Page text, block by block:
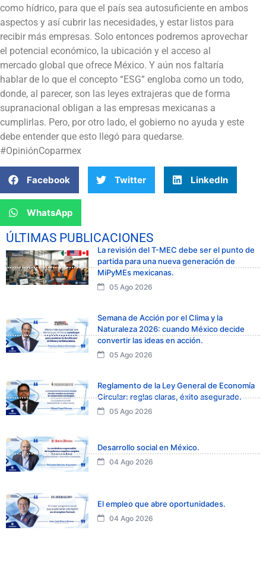
como hídrico, para que el país sea autosuficiente en ambos
aspectos y así cubrir las necesidades, y estar listos para
recibir más empresas. Solo entonces podremos aprovechar
el potencial económico, la ubicación y el acceso al
mercado global que ofrece México. Y aún nos faltaría
hablar de lo que el concepto “ESG” engloba como un todo,
donde, al parecer, son las leyes extrajeras que de forma
supranacional obligan a las empresas mexicanas a
cumplirlas. Pero, por otro lado, el gobierno no ayuda y este
debe entender que esto llegó para quedarse.
#OpiniónCoparmex
Facebook Twitter LinkedIn
WhatsApp
ÚLTIMAS PUBLICACIONES
La revisión del T-MEC debe ser el punto de
partida para una nueva generación de
MiPyMEs mexicanas.
05 Ago 2026
Semana de Acción por el Clima y la
Naturaleza 2026: cuando México decide
convertir las ideas en acción.
05 Ago 2026
Reglamento de la Ley General de Economía
Circular: reglas claras, éxito asegurado.
05 Ago 2026
Desarrollo social en México.
04 Ago 2026
El empleo que abre oportunidades.
04 Ago 2026